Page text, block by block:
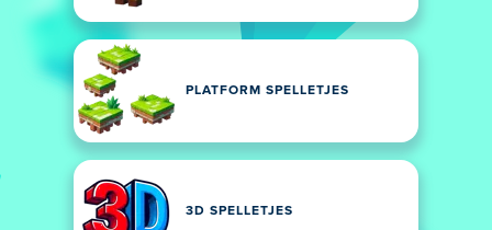
PLATFORM SPELLETJES
3D SPELLETJES